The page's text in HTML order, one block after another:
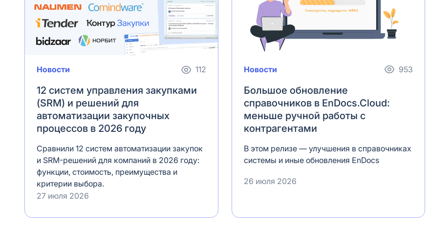
Новости 112
12 систем управления закупками
(SRM) и решений для
автоматизации закупочных
процессов в 2026 году
Сравнили 12 систем автоматизации закупок
и SRM-решений для компаний в 2026 году:
функции, стоимость, преимущества и
критерии выбора.
27 июля 2026
Новости 953
Большое обновление
справочников в EnDocs.Cloud:
меньше ручной работы с
контрагентами
В этом релизе — улучшения в справочниках
системы и иные обновления EnDocs
26 июля 2026